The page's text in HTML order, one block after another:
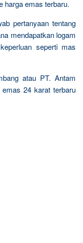
harga emas terbaru.
pertanyaan tentang
mendapatkan logam
seperti mas
atau PT. Antam
emas 24 karat terbaru